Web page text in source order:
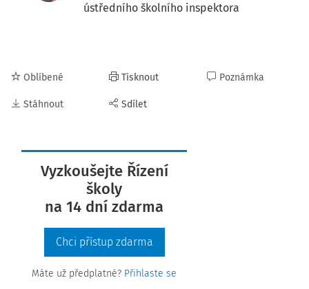
ústředního školního inspektora
Oblíbené
Stáhnout
Tisknout
Sdílet
Poznámka
Vyzkoušejte Řízení
školy
na 14 dní zdarma
Chci přístup zdarma
Máte už předplatné? Přihlaste se